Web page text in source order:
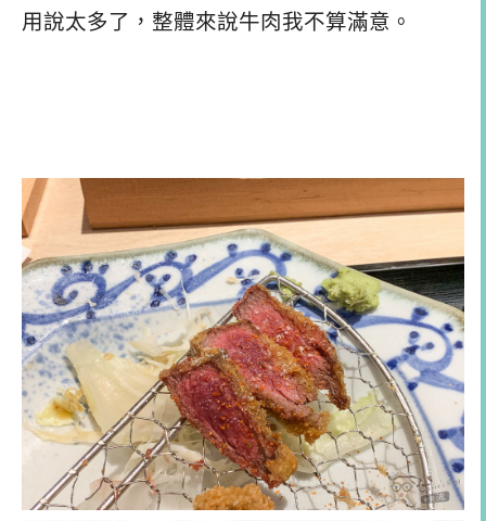
用說太多了，整體來說牛肉我不算滿意。